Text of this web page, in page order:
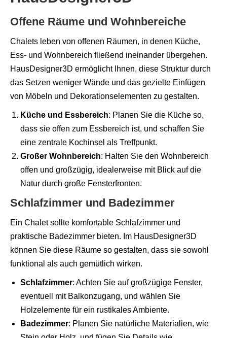
Offene Räume und Wohnbereiche
Chalets leben von offenen Räumen, in denen Küche,
Ess- und Wohnbereich fließend ineinander übergehen.
HausDesigner3D ermöglicht Ihnen, diese Struktur durch
das Setzen weniger Wände und das gezielte Einfügen
von Möbeln und Dekorationselementen zu gestalten.
Küche und Essbereich: Planen Sie die Küche so,
dass sie offen zum Essbereich ist, und schaffen Sie
eine zentrale Kochinsel als Treffpunkt.
Großer Wohnbereich: Halten Sie den Wohnbereich
offen und großzügig, idealerweise mit Blick auf die
Natur durch große Fensterfronten.
Schlafzimmer und Badezimmer
Ein Chalet sollte komfortable Schlafzimmer und
praktische Badezimmer bieten. Im HausDesigner3D
können Sie diese Räume so gestalten, dass sie sowohl
funktional als auch gemütlich wirken.
Schlafzimmer: Achten Sie auf großzügige Fenster,
eventuell mit Balkonzugang, und wählen Sie
Holzelemente für ein rustikales Ambiente.
Badezimmer: Planen Sie natürliche Materialien, wie